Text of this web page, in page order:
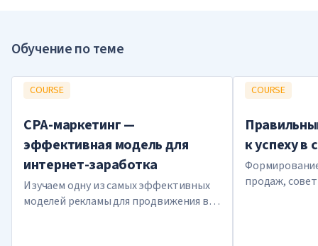
Обучение по теме
COURSE
CPA-маркетинг —
эффективная модель для
интернет-заработка
Изучаем одну из самых эффективных
моделей рекламы для продвижения в
COURSE
к успеху в
продаж,